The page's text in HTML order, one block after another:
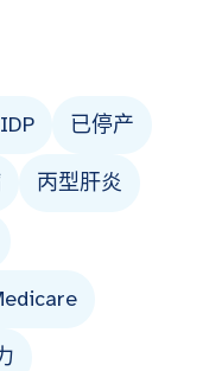
已停产
丙型肝炎